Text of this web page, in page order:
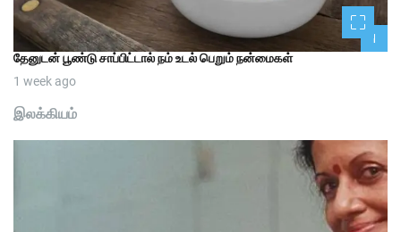
1
தேனுடன் பூண்டு சாப்பிட்டால் நம் உடல் பெறும் நன்மைகள்
1 week ago
இலக்கியம்